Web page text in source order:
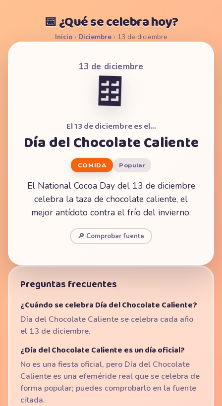
📅 ¿Qué se celebra hoy?
Inicio› Diciembre› 13 de diciembre
13 de diciembre
🍫
El 13 de diciembre es el…
Día del Chocolate Caliente
COMIDA Popular
El National Cocoa Day del 13 de diciembre
celebra la taza de chocolate caliente, el
mejor antídoto contra el frío del invierno.
🔎 Comprobar fuente
Preguntas frecuentes
¿Cuándo se celebra Día del Chocolate Caliente?
Día del Chocolate Caliente se celebra cada año
el 13 de diciembre.
¿Día del Chocolate Caliente es un día oficial?
No es una fiesta oficial, pero Día del Chocolate
Caliente es una efeméride real que se celebra de
forma popular; puedes comprobarlo en la fuente
citada.